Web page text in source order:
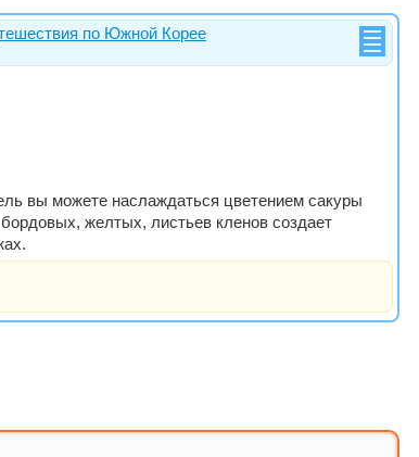
по Южной Корее
вы можете наслаждаться цветением сакуры
желтых, листьев кленов создает